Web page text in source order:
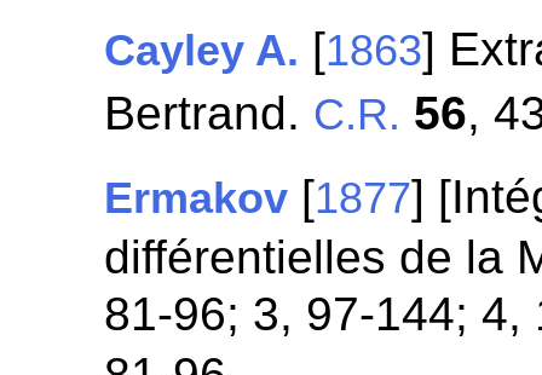
Cayley A. [1863]
Bertrand. C.R. 56,
Ermakov [1877]
différentielles de la
81-96; 3, 97-144;